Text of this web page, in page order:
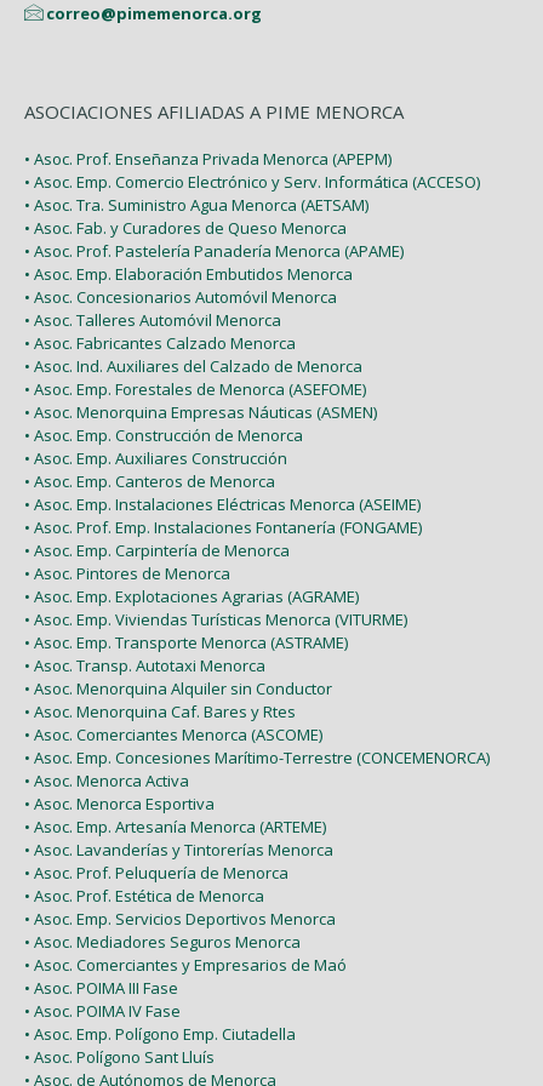
correo@pimemenorca.org
ASOCIACIONES AFILIADAS A PIME MENORCA
• Asoc. Prof. Enseñanza Privada Menorca (APEPM)
• Asoc. Emp. Comercio Electrónico y Serv. Informática (ACCESO)
• Asoc. Tra. Suministro Agua Menorca (AETSAM)
• Asoc. Fab. y Curadores de Queso Menorca
• Asoc. Prof. Pastelería Panadería Menorca (APAME)
• Asoc. Emp. Elaboración Embutidos Menorca
• Asoc. Concesionarios Automóvil Menorca
• Asoc. Talleres Automóvil Menorca
• Asoc. Fabricantes Calzado Menorca
• Asoc. Ind. Auxiliares del Calzado de Menorca
• Asoc. Emp. Forestales de Menorca (ASEFOME)
• Asoc. Menorquina Empresas Náuticas (ASMEN)
• Asoc. Emp. Construcción de Menorca
• Asoc. Emp. Auxiliares Construcción
• Asoc. Emp. Canteros de Menorca
• Asoc. Emp. Instalaciones Eléctricas Menorca (ASEIME)
• Asoc. Prof. Emp. Instalaciones Fontanería (FONGAME)
• Asoc. Emp. Carpintería de Menorca
• Asoc. Pintores de Menorca
• Asoc. Emp. Explotaciones Agrarias (AGRAME)
• Asoc. Emp. Viviendas Turísticas Menorca (VITURME)
• Asoc. Emp. Transporte Menorca (ASTRAME)
• Asoc. Transp. Autotaxi Menorca
• Asoc. Menorquina Alquiler sin Conductor
• Asoc. Menorquina Caf. Bares y Rtes
• Asoc. Comerciantes Menorca (ASCOME)
• Asoc. Emp. Concesiones Marítimo-Terrestre (CONCEMENORCA)
• Asoc. Menorca Activa
• Asoc. Menorca Esportiva
• Asoc. Emp. Artesanía Menorca (ARTEME)
• Asoc. Lavanderías y Tintorerías Menorca
• Asoc. Prof. Peluquería de Menorca
• Asoc. Prof. Estética de Menorca
• Asoc. Emp. Servicios Deportivos Menorca
• Asoc. Mediadores Seguros Menorca
• Asoc. Comerciantes y Empresarios de Maó
• Asoc. POIMA III Fase
• Asoc. POIMA IV Fase
• Asoc. Emp. Polígono Emp. Ciutadella
• Asoc. Polígono Sant Lluís
• Asoc. de Autónomos de Menorca